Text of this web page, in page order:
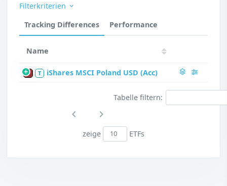
Filterkriterien
Tracking Differences
Performance
Name
P T iShares MSCI Poland USD (Acc)
Tabelle filtern:
zeige ETFs